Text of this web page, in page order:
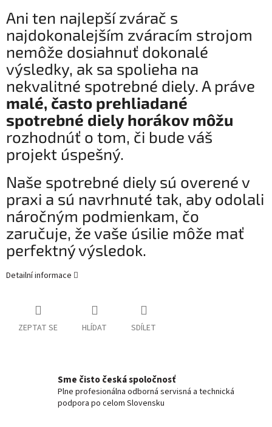
Ani ten najlepší zvárač s
najdokonalejším zváracím strojom
nemôže dosiahnuť dokonalé
výsledky, ak sa spolieha na
nekvalitné spotrebné diely. A práve
malé, často prehliadané
spotrebné diely horákov môžu
rozhodnúť o tom, či bude váš
projekt úspešný.
Naše spotrebné diely sú overené v
praxi a sú navrhnuté tak, aby odolali
náročným podmienkam, čo
zaručuje, že vaše úsilie môže mať
perfektný výsledok.
Detailní informace
ZEPTAT SE HLÍDAT SDÍLET
Sme čisto česká spoločnosť
Plne profesionálna odborná servisná a technická
podpora po celom Slovensku